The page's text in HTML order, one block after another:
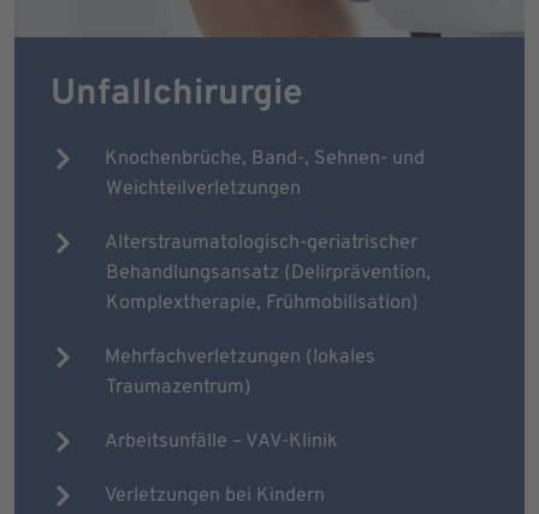
Unfallchirurgie
Knochenbrüche, Band-, Sehnen- und
Weichteilverletzungen
Alterstraumatologisch-geriatrischer
Behandlungsansatz (Delirprävention,
Komplextherapie, Frühmobilisation)
Mehrfachverletzungen (lokales
Traumazentrum)
Arbeitsunfälle – VAV-Klinik
Verletzungen bei Kindern